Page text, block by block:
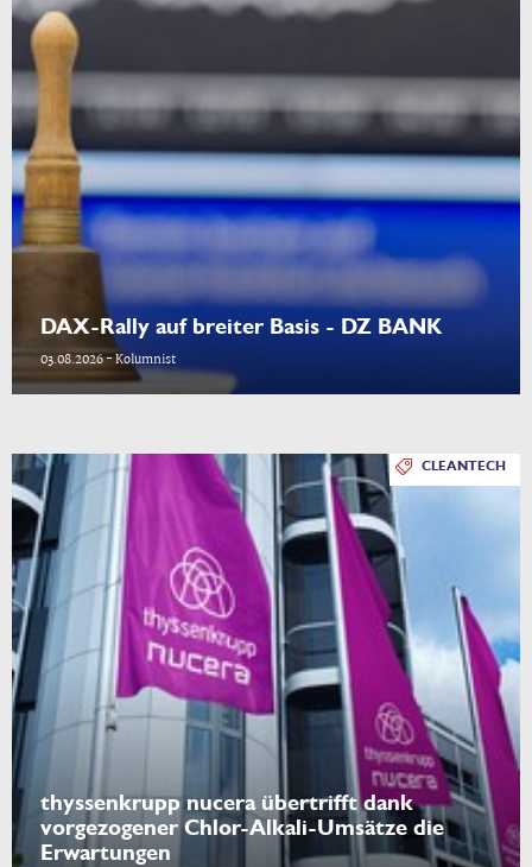
DAX-Rally auf breiter Basis - DZ BANK
03.08.2026 - Kolumnist
CLEANTECH
thyssenkrupp nucera übertrifft dank
vorgezogener Chlor-Alkali-Umsätze die
Erwartungen